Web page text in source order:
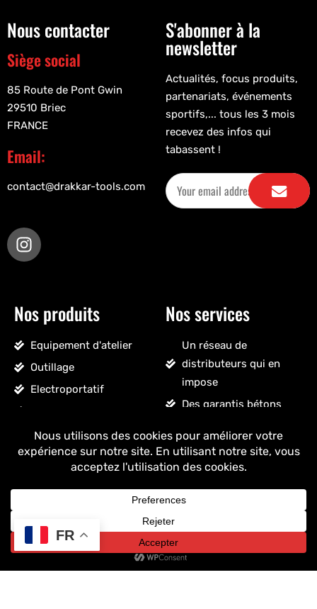
Nous contacter
Siège social
85 Route de Pont Gwin
29510 Briec
FRANCE
Email:
contact@drakkar-tools.com
S'abonner à la
newsletter
Actualités, focus produits,
partenariats, événements
sportifs,... tous les 3 mois
recevez des infos qui
tabassent !
Nos produits
Equipement d'atelier
Outillage
Electroportatif
Accessoires véhicules
Nettoyage, droguerie
Voir tous les produits
Nos services
Un réseau de
distributeurs qui en
impose
Des garantis bétons
Un stock massif
Un ancrage français
+ de 25 ans
Copyright © 2025 Drakkar - Tous droits réservés.
FR